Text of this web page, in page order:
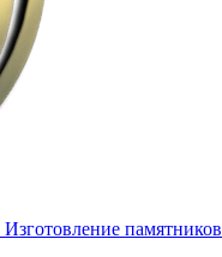
Изготовление памятников